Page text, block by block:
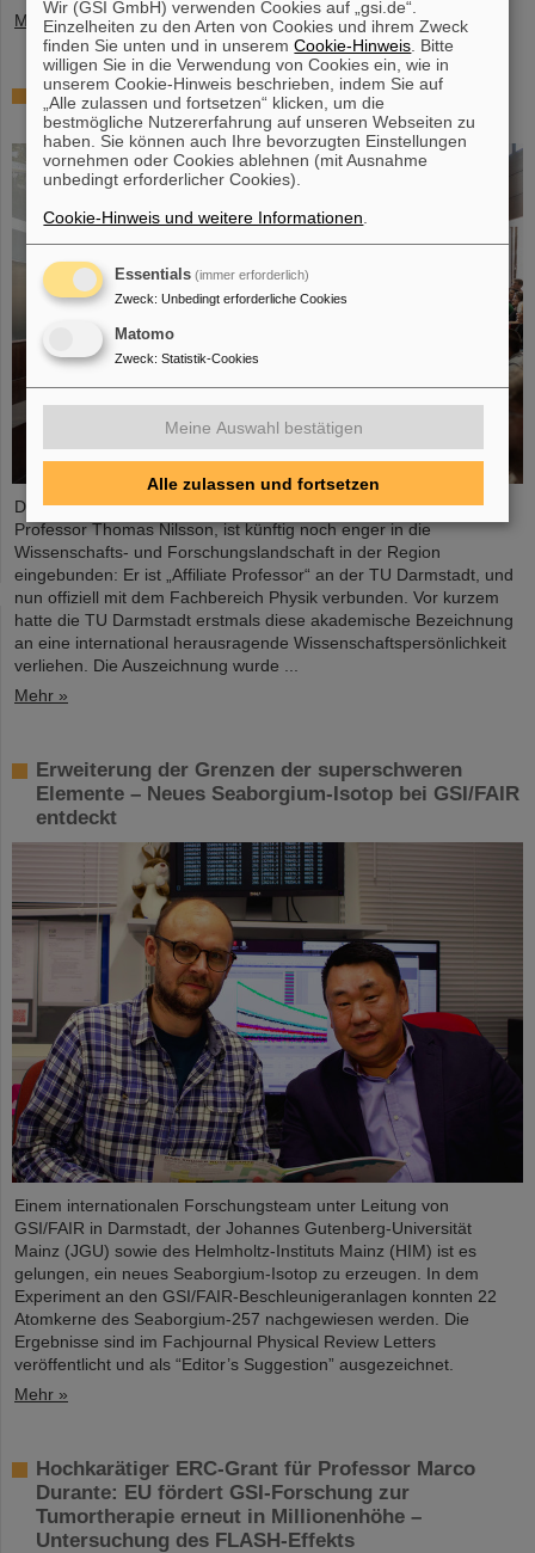
Mehr »
Auszeichnung: Professor Thomas Nilsson ist
„Affiliate Professor“ an der TU Darmstadt
Der Wissenschaftliche Geschäftsführer von GSI und FAIR,
Professor Thomas Nilsson, ist künftig noch enger in die
Wissenschafts- und Forschungslandschaft in der Region
eingebunden: Er ist „Affiliate Professor“ an der TU Darmstadt, und
nun offiziell mit dem Fachbereich Physik verbunden. Vor kurzem
hatte die TU Darmstadt erstmals diese akademische Bezeichnung
an eine international herausragende Wissenschaftspersönlichkeit
verliehen. Die Auszeichnung wurde ...
Mehr »
Erweiterung der Grenzen der superschweren
Elemente – Neues Seaborgium-Isotop bei GSI/FAIR
entdeckt
Einem internationalen Forschungsteam unter Leitung von
GSI/FAIR in Darmstadt, der Johannes Gutenberg-Universität
Mainz (JGU) sowie des Helmholtz-Instituts Mainz (HIM) ist es
gelungen, ein neues Seaborgium-Isotop zu erzeugen. In dem
Experiment an den GSI/FAIR-Beschleunigeranlagen konnten 22
Atomkerne des Seaborgium-257 nachgewiesen werden. Die
Ergebnisse sind im Fachjournal Physical Review Letters
veröffentlicht und als “Editor’s Suggestion” ausgezeichnet.
Mehr »
Hochkarätiger ERC-Grant für Professor Marco
Durante: EU fördert GSI-Forschung zur
Tumortherapie erneut in Millionenhöhe –
Untersuchung des FLASH-Effekts
Wir (GSI GmbH) verwenden Cookies auf „gsi.de“.
Einzelheiten zu den Arten von Cookies und ihrem Zweck
finden Sie unten und in unseremCookie-Hinweis . Bitte
willigen Sie in die Verwendung von Cookies ein, wie in
unserem Cookie-Hinweis beschrieben, indem Sie auf
„Alle zulassen und fortsetzen“ klicken, um die
bestmögliche Nutzererfahrung auf unseren Webseiten zu
haben. Sie können auch Ihre bevorzugten Einstellungen
vornehmen oder Cookies ablehnen (mit Ausnahme
unbedingt erforderlicher Cookies).
Cookie-Hinweis und weitere Informationen
Essentials (immer erforderlich)
Zweck: Unbedingt erforderliche Cookies
Matomo
Zweck: Statistik-Cookies
Meine Auswahl bestätigen
Alle zulassen und fortsetzen